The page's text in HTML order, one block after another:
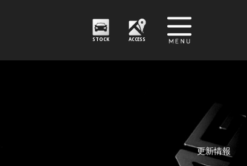
STOCK ACCESS
更新情報